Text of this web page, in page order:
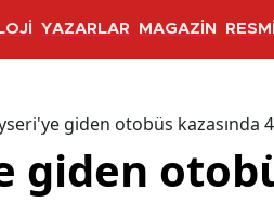
YAZARLAR MAGAZİN
giden otobüs kazasında